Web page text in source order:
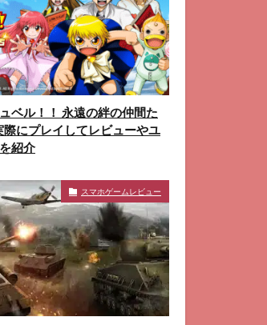
ベル！！ 永遠の絆の仲間た
際にプレイしてレビューやユ
紹介
スマホゲームレビュー